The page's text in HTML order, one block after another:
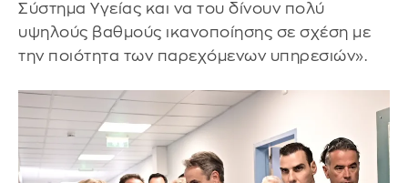
Σύστημα Υγείας και να του δίνουν πολύ
υψηλούς βαθμούς ικανοποίησης σε σχέση με
την ποιότητα των παρεχόμενων υπηρεσιών».